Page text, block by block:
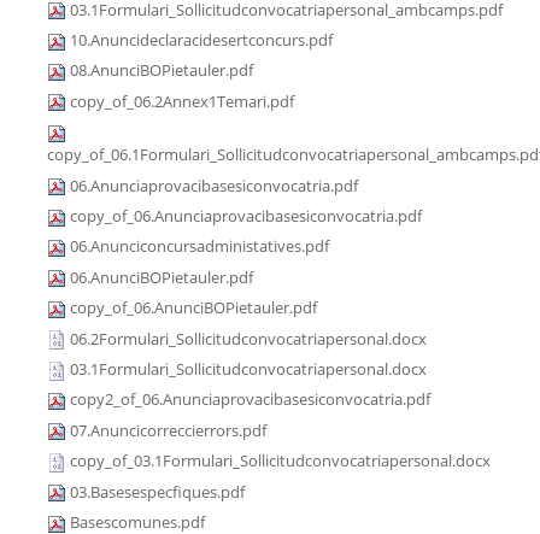
03.1Formulari_Sollicitudconvocatriapersonal_ambcamps.pdf
10.Anuncideclaracidesertconcurs.pdf
08.AnunciBOPietauler.pdf
copy_of_06.2Annex1Temari.pdf
06.Anunciaprovacibasesiconvocatria.pdf
copy_of_06.Anunciaprovacibasesiconvocatria.pdf
06.Anunciconcursadministatives.pdf
06.AnunciBOPietauler.pdf
copy_of_06.AnunciBOPietauler.pdf
06.2Formulari_Sollicitudconvocatriapersonal.docx
03.1Formulari_Sollicitudconvocatriapersonal.docx
copy2_of_06.Anunciaprovacibasesiconvocatria.pdf
07.Anuncicorreccierrors.pdf
copy_of_03.1Formulari_Sollicitudconvocatriapersonal.docx
03.Basesespecfiques.pdf
Basescomunes.pdf